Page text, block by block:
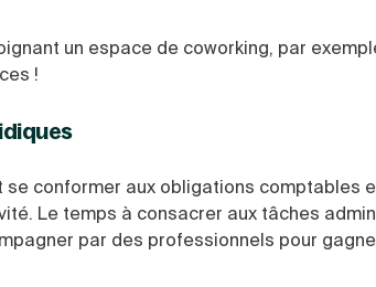
un espace de coworking, par
!
conformer aux obligations comptables
Le temps à consacrer aux tâches
par des professionnels pour